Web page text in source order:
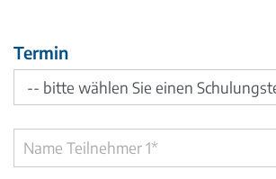
Termin